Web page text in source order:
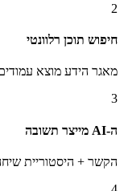
2
חיפוש תוכן רלוונטי
מאגר הידע מוצא
3
ה-AI מייצר תשובה
הקשר + היסטוריית